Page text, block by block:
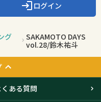
ログイン
グ
SAKAMOTO DAYS
vol.28/鈴木祐斗
くある質問